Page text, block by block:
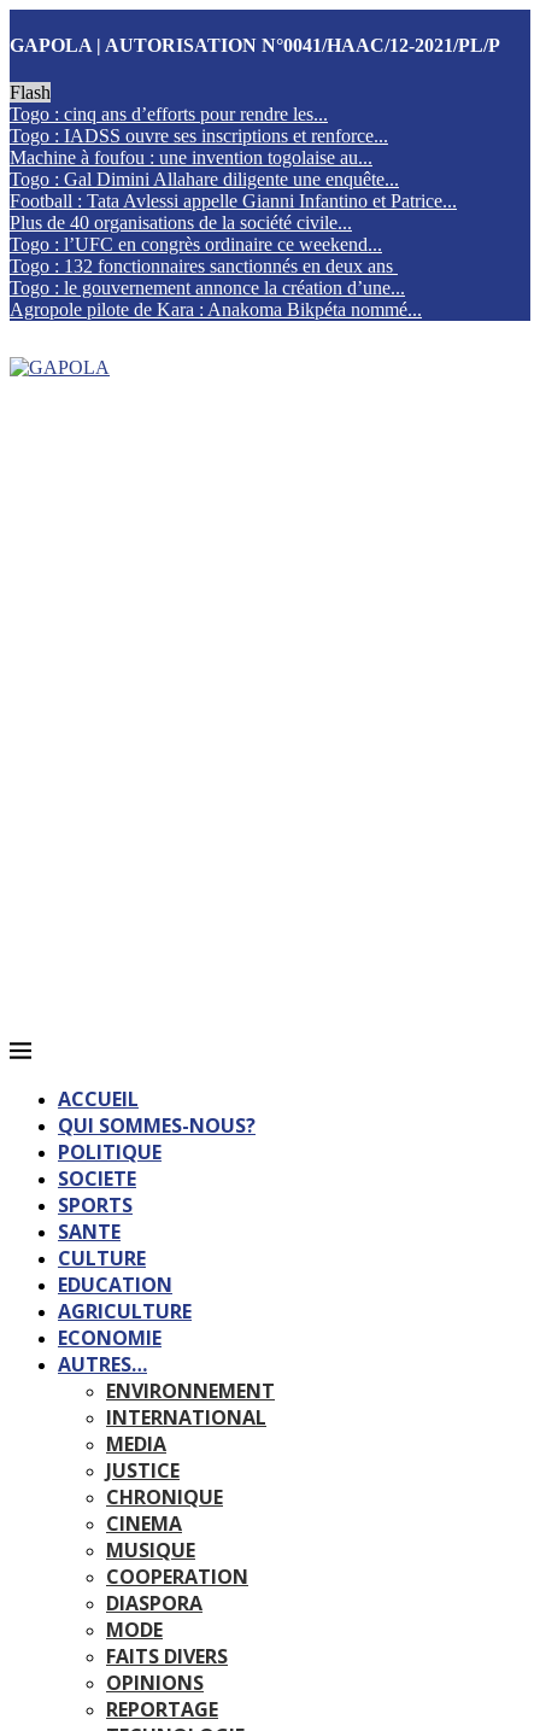
GAPOLA | AUTORISATION N°0041/HAAC/12-2021/PL/P
Flash
Togo : cinq ans d’efforts pour rendre les...
Togo : IADSS ouvre ses inscriptions et renforce...
Machine à foufou : une invention togolaise au...
Togo : Gal Dimini Allahare diligente une enquête...
Football : Tata Avlessi appelle Gianni Infantino et Patrice...
Plus de 40 organisations de la société civile...
Togo : l’UFC en congrès ordinaire ce weekend...
Togo : 132 fonctionnaires sanctionnés en deux ans
Togo : le gouvernement annonce la création d’une...
Agropole pilote de Kara : Anakoma Bikpéta nommé...
ACCUEIL
QUI SOMMES-NOUS?
POLITIQUE
SOCIETE
SPORTS
SANTE
CULTURE
EDUCATION
AGRICULTURE
ECONOMIE
AUTRES…
ENVIRONNEMENT
INTERNATIONAL
MEDIA
JUSTICE
CHRONIQUE
CINEMA
MUSIQUE
COOPERATION
DIASPORA
MODE
FAITS DIVERS
OPINIONS
REPORTAGE